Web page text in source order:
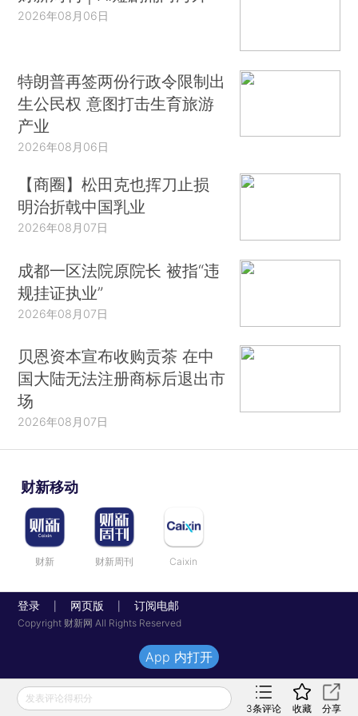
2026年08月06日
特朗普再签两份行政令限制出
生公民权 意图打击生育旅游
产业
2026年08月06日
【商圈】松田克也挥刀止损
明治折戟中国乳业
2026年08月07日
成都一区法院原院长 被指“违
规挂证执业”
2026年08月07日
贝恩资本宣布收购贡茶 在中
国大陆无法注册商标后退出市
场
2026年08月07日
财新移动
财新 财新周刊 Caixin
登录 网页版 订阅电邮
Copyright 财新网 All Rights Reserved
发表评论得积分
3条评论 收藏 分享
App 内打开